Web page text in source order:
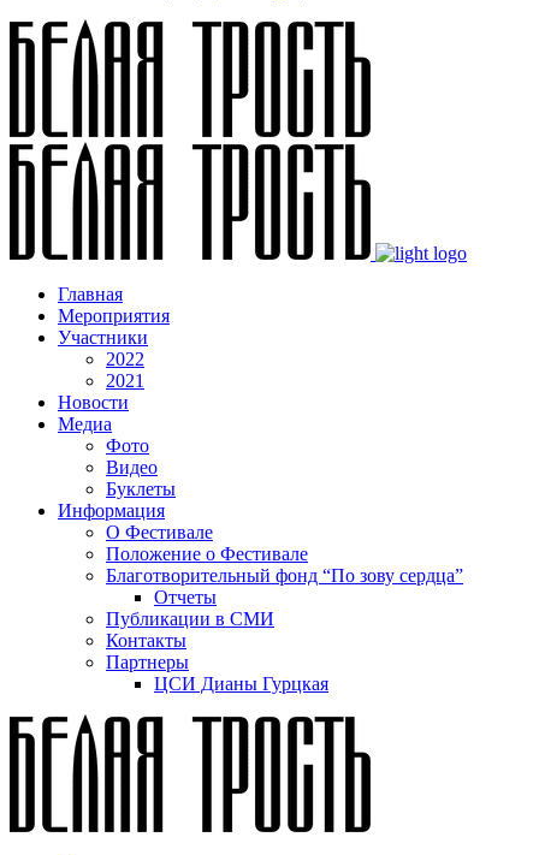
Главная
Мероприятия
Участники
2022
2021
Новости
Медиа
Фото
Видео
Буклеты
Информация
О Фестивале
Положение о Фестивале
Благотворительный фонд “По зову сердца”
Отчеты
Публикации в СМИ
Контакты
Партнеры
ЦСИ Дианы Гурцкая